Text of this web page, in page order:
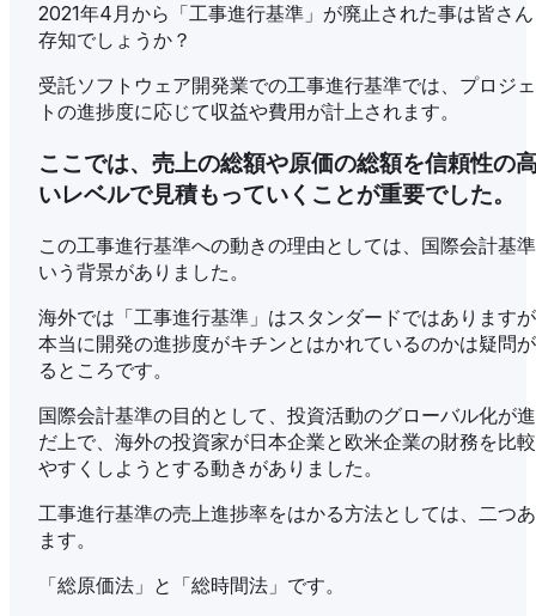
2021年4月から「工事進行基準」が廃止された事は皆さ
存知でしょうか？
受託ソフトウェア開発業での工事進行基準では、プロジ
トの進捗度に応じて収益や費用が計上されます。
ここでは、売上の総額や原価の総額を信頼性の
いレベルで見積もっていくことが重要でした。
この工事進行基準への動きの理由としては、国際会計基
いう背景がありました。
海外では「工事進行基準」はスタンダードではあります
本当に開発の進捗度がキチンとはかれているのかは疑問
るところです。
国際会計基準の目的として、投資活動のグローバル化が
だ上で、海外の投資家が日本企業と欧米企業の財務を比
やすくしようとする動きがありました。
工事進行基準の売上進捗率をはかる方法としては、二つ
ます。
「総原価法」と「総時間法」です。